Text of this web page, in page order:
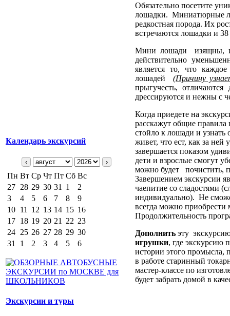
Календарь экскурсий
‹ ›
Пн Вт Ср Чт Пт Сб Вс
27 28 29 30 31 1
2
3
4 5 6 7 8
9
10 11 12 13 14 15 16
17 18 19 20 21 22 23
24 25 26 27 28 29 30
31
1 2 3 4 5 6
Экскурсии и туры
Обязательно посетите
лошадки. Миниатюрные
редкостная порода. Их
встречаются лошадки и
Мини лошади изящны,
действительно
является то, что
лошадей (Причину
прыгучесть,
дрессируются и нежны с
Когда приедете на
расскажут общие
стойло к лошади и
живет, что ест, как за
завершается показом
дети и взрослые смогут
можно будет почистить,
Завершением экскурсии
чаепитие со сладостями
индивидуально). Не
всегда можно приобрести
Продолжительность
Дополнить эту
игрушки, где экскурсию
истории этого промысла,
в работе старинный
мастер-классе по
будет забрать домой в